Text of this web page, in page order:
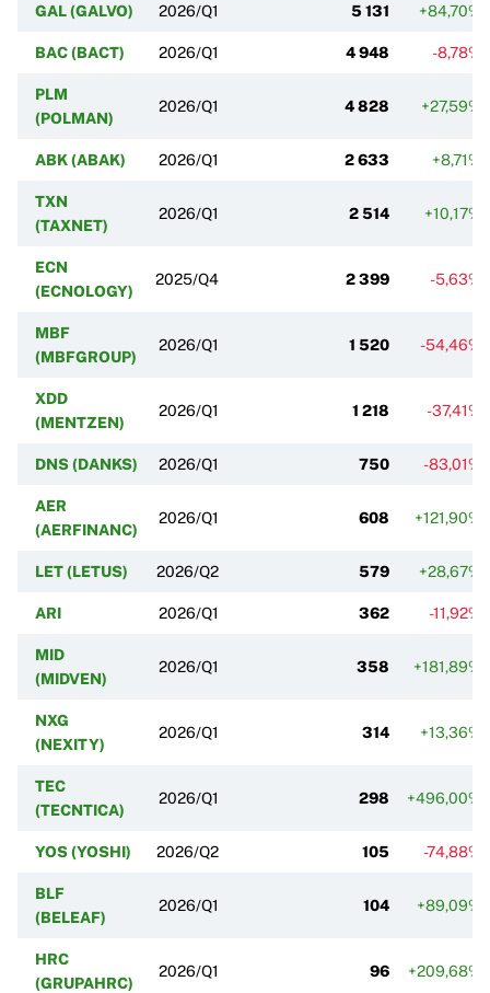
GAL (GALVO) 2026/Q1 5 131 +84,70%
BAC (BACT) 2026/Q1 4 948 -8,78%
PLM
(POLMAN)
2026/Q1 4 828 +27,59%
ABK (ABAK) 2026/Q1 2 633 +8,71%
TXN
(TAXNET)
2026/Q1 2 514 +10,17%
ECN
(ECNOLOGY)
2025/Q4 2 399 -5,63%
MBF
(MBFGROUP)
2026/Q1 1 520 -54,46%
XDD
(MENTZEN)
2026/Q1 1 218 -37,41%
DNS (DANKS) 2026/Q1 750 -83,01%
AER
(AERFINANC)
2026/Q1 608 +121,90%
LET (LETUS) 2026/Q2 579 +28,67%
ARI 2026/Q1 362 -11,92%
MID
(MIDVEN)
2026/Q1 358 +181,89%
NXG
(NEXITY)
2026/Q1 314 +13,36%
TEC
(TECNTICA)
2026/Q1 298 +496,00%
YOS (YOSHI) 2026/Q2 105 -74,88%
BLF
(BELEAF)
2026/Q1 104 +89,09%
HRC
(GRUPAHRC)
2026/Q1 96 +209,68%